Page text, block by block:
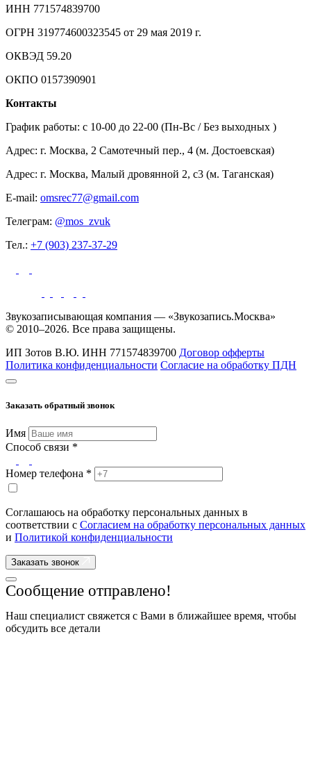
ИНН 771574839700
ОГРН 319774600323545 от 29 мая 2019 г.
ОКВЭД 59.20
ОКПО 0157390901
Контакты
График работы: c 10-00 до 22-00 (Пн-Вс / Без выходных )
Адрес: г. Москва, 2 Самотечный пер., 4 (м. Достоевская)
Адрес: г. Москва, Малый дровянной 2, с3 (м. Таганская)
E-mail: omsrec77@gmail.com
Телеграм: @mos_zvuk
Тел.: +7 (903) 237-37-29
Звукозаписывающая компания — «Звукозапись.Москва»
© 2010–2026. Все права защищены.
ИП Зотов В.Ю. ИНН 771574839700 Договор офферты
Политика конфиденциальности Согласие на обработку ПДН
Заказать обратный звонок
Имя
Способ связи *
Номер телефона *
Соглашаюсь на обработку персональных данных в
соответствии с Согласием на обработку персональных данных
и Политикой конфиденциальности
Заказать звонок
Сообщение отправлено!
Наш специалист свяжется с Вами в ближайшее время, чтобы
обсудить все детали